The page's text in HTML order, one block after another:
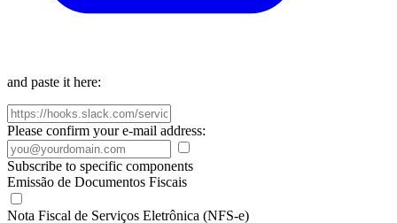
and paste it here:
Please confirm your e-mail address:
Subscribe to specific components
Emissão de Documentos Fiscais
Nota Fiscal de Serviços Eletrônica (NFS-e)